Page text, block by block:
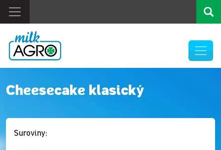
Cheesecake klasický
Suroviny: